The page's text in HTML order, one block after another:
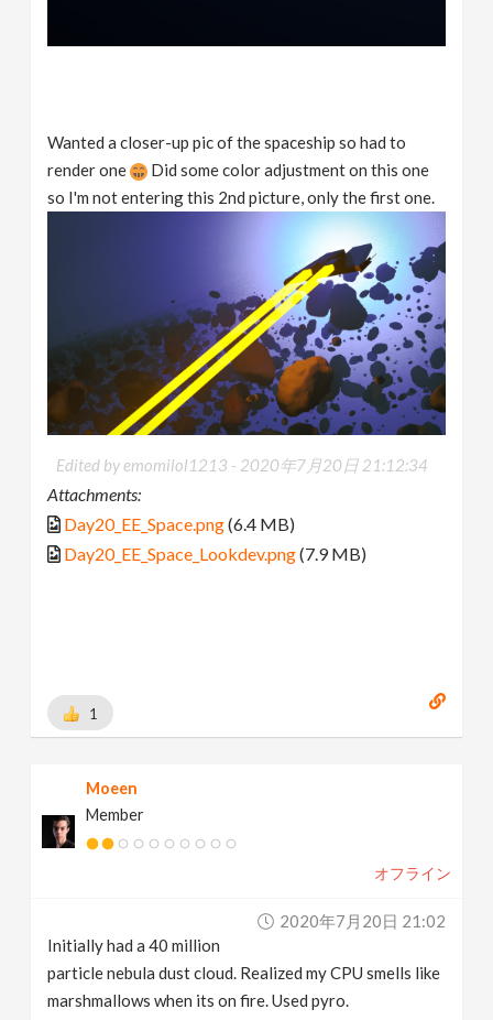
Wanted a closer-up pic of the spaceship so had to
render one
Did some color adjustment on this one
so I'm not entering this 2nd picture, only the first one.
Edited by emomilol1213 - 2020年7月20日 21:12:34
Attachments:
Day20_EE_Space.png(6.4 MB)
Day20_EE_Space_Lookdev.png(7.9 MB)
1
Moeen
Member
オフライン
2020年7月20日 21:02
Initially had a 40 million
particle nebula dust cloud. Realized my CPU smells like
marshmallows when its on fire. Used pyro.